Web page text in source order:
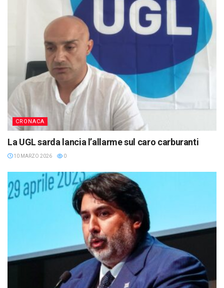
CRONACA
La UGL sarda lancia l’allarme sul caro carburanti
10 MARZO 2026 0